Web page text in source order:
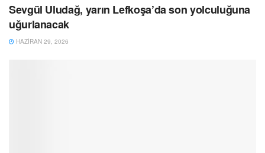
Sevgül Uludağ, yarın Lefkoşa’da son yolculuğuna
uğurlanacak
HAZIRAN 29, 2026